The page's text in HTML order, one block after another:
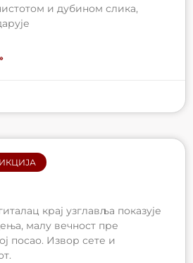
и дубином слика,
крај узглавља показује
малу вечност пре
посао. Извор сете и